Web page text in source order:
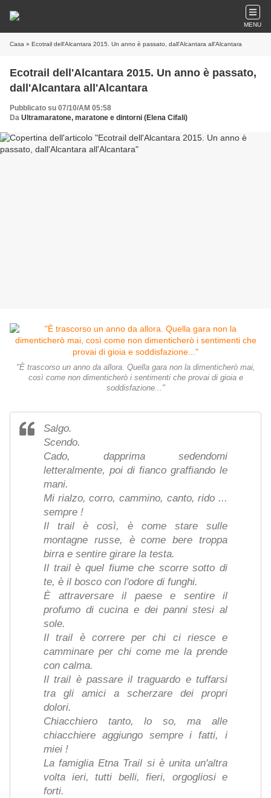
MENU
Casa » Ecotrail dell'Alcantara 2015. Un anno è passato, dall'Alcantara all'Alcantara
Ecotrail dell'Alcantara 2015. Un anno è passato,
dall'Alcantara all'Alcantara
Pubblicato su 07/10/AM 05:58
Da Ultramaratone, maratone e dintorni (Elena Cifali)
"È trascorso un anno da allora. Quella gara non la dimenticherò mai,
così come non dimenticherò i sentimenti che provai di gioia e
soddisfazione..."
Salgo.
Scendo.
Cado, dapprima sedendomi
letteralmente, poi di fianco graffiando le
mani.
Mi rialzo, corro, cammino, canto, rido ...
sempre !
Il trail è così, è come stare sulle
montagne russe, è come bere troppa
birra e sentire girare la testa.
Il trail è quel fiume che scorre sotto di
te, è il bosco con l'odore di funghi.
È attraversare il paese e sentire il
profumo di cucina e dei panni stesi al
sole.
Il trail è correre per chi ci riesce e
camminare per chi come me la prende
con calma.
Il trail è passare il traguardo e tuffarsi
tra gli amici a scherzare dei propri
dolori.
Chiacchiero tanto, lo so, ma alle
chiacchiere aggiungo sempre i fatti, i
miei !
La famiglia Etna Trail si è unita un'altra
volta ieri, tutti belli, fieri, orgogliosi e
forti.